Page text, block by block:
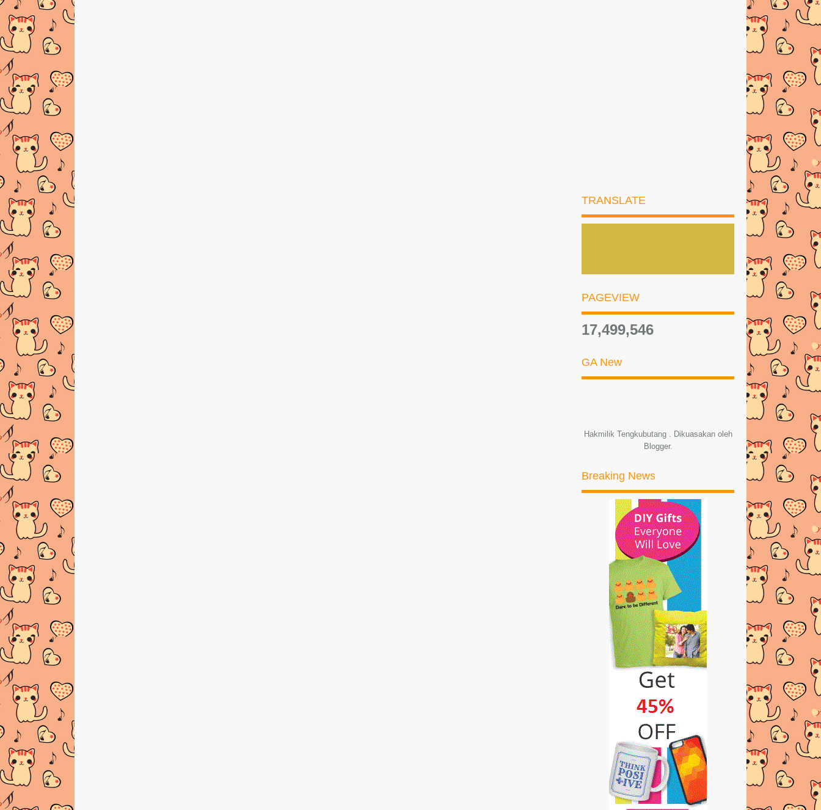
►2015(327)
►2012(24)
TRANSLATE
PAGEVIEW
17,499,546
GA New
Hakmilik Tengkubutang . Dikuasakan oleh
Blogger.
Breaking News